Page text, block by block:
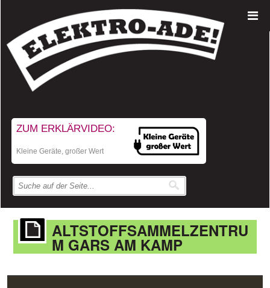
ZUM ERKLÄRVIDEO:
Kleine Geräte, großer Wert
ALTSTOFFSAMMELZENTRU
M GARS AM KAMP